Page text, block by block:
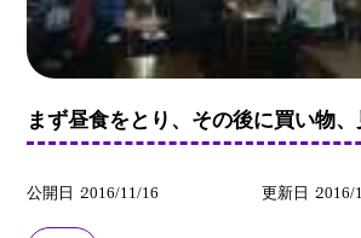
まず昼食をとり、その後に買い物、
公開日 2016/11/16 更新日 2016/